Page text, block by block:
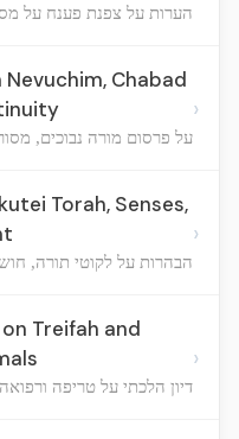
הערות על צפנת פענח על
Chabad
על פרסום מורה נבוכים,
›
Torah, Senses,
הבהרות על לקוטי תורה,
›
Treifah and
דיון הלכתי על טריפה
›